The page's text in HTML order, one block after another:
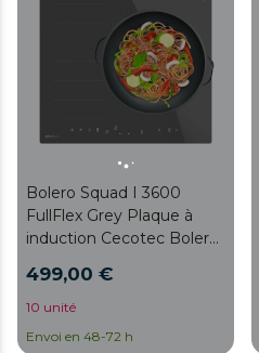
verrouillage de sécurité
pour les enfants.
Bolero Squad I 3600
FullFlex Grey Plaque à
induction Cecotec Bolero
Grey avec une zone Flex
et une zone extra large,
puissance totale de 7400
499,00 €
10 unité
Envoi en 48-72 h